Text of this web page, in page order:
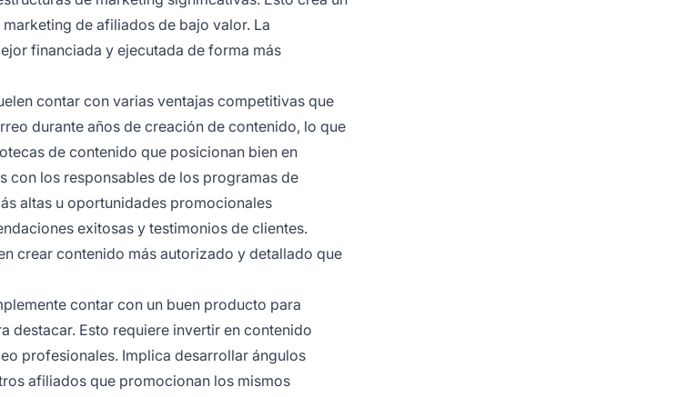
de afiliados de bajo valor. La
financiada y ejecutada de forma más
contar con varias ventajas competitivas que
durante años de creación de contenido, lo que
de contenido que posicionan bien en
con los responsables de los programas de
altas u oportunidades promocionales
exitosas y testimonios de clientes.
crear contenido más autorizado y detallado que
contar con un buen producto para
destacar. Esto requiere invertir en contenido
profesionales. Implica desarrollar ángulos
afiliados que promocionan los mismos